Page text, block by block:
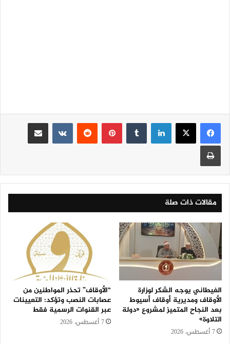
لينكدإن بينتيريست
مقالات ذات صلة
الغيطاني يوجه الشكر لوزارة
الأوقاف ومديرية أوقاف أسيوط
بعد النجاح المتميز لمشروع «دولة
التلاوة»
7 أغسطس، 2026
“الأوقاف” تحذر المواطنين من
عصابات النصب وتؤكد: التعيينات
عبر القنوات الرسمية فقط
7 أغسطس، 2026